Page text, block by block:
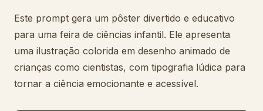
Prompts
Preços
Baixar
Este prompt gera um pôster divertido e educativo
para uma feira de ciências infantil. Ele apresenta
uma ilustração colorida em desenho animado de
crianças como cientistas, com tipografia lúdica para
tornar a ciência emocionante e acessível.